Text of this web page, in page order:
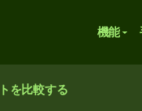
機能
を比較する